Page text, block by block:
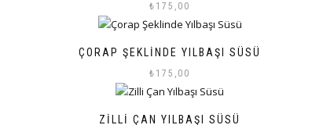
₺ 175,00
ÇORAP ŞEKLINDE YILBAŞI SÜSÜ
₺ 175,00
ZILLI ÇAN YILBAŞI SÜSÜ